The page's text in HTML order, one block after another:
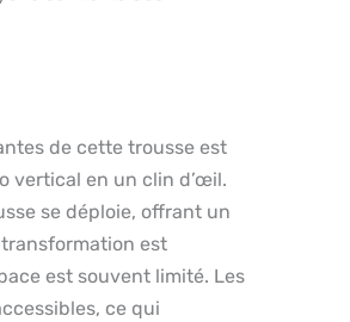
de cette trousse est
vertical en un clin d’œil.
se déploie, offrant un
est
est souvent limité. Les
ce qui